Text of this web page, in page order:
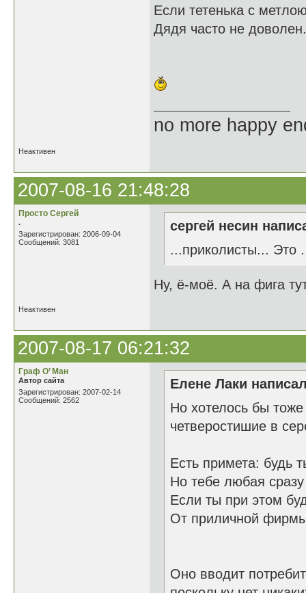
Если тетенька с
Дядя часто не доволен.
no more happy
Неактивен
2007-08-16 21:48:28
Просто Сергей
.
Зарегистрирован: 2006-09-04
Сообщений: 3081
сергей несин
...приколисты... Это
Ну, ё-моё. А на фига
Неактивен
2007-08-17 06:21:32
Граф О’ Ман
Автор сайта
Зарегистрирован: 2007-02-14
Сообщений: 2562
Елене Лаки
Но хотелось бы
четверостишие в
Есть примета: будь
Но тебе любая сразу
Если ты при этом
От приличной
Оно вводит